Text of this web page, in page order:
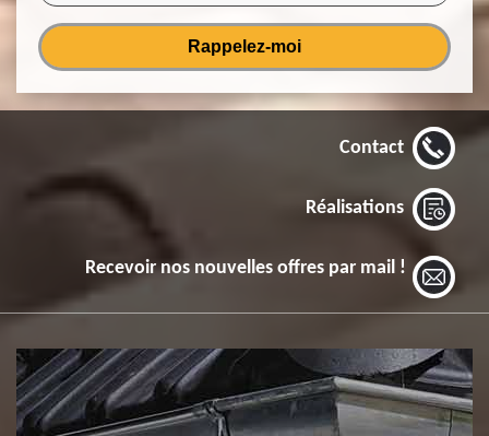
Contact
Réalisations
Recevoir nos nouvelles offres par mail !